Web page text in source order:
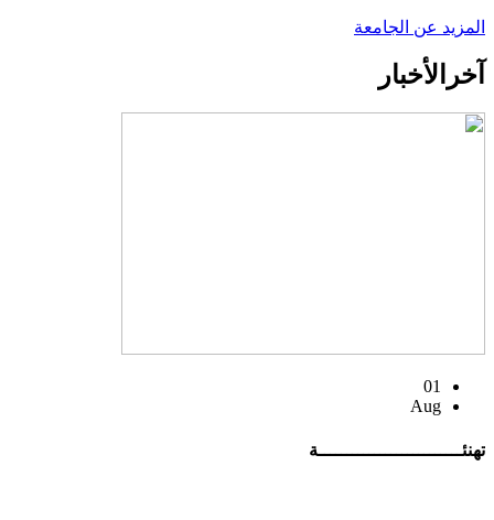
المزيد عن الجامعة
آخر الأخبار
01
Aug
تهنئــــــــــــــــــــــــــة